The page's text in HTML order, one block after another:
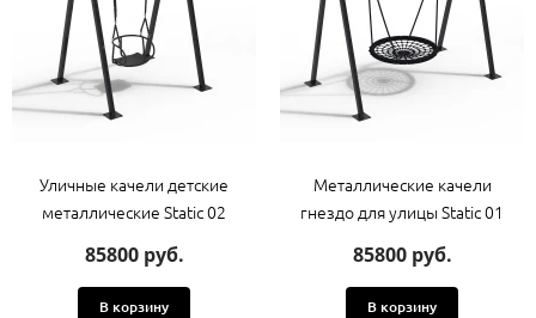
Уличные качели детские
металлические Static 02
85800 руб.
В корзину
Металлические качели
гнездо для улицы Static 01
85800 руб.
В корзину